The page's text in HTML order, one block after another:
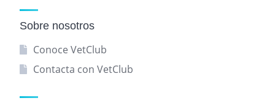
Sobre nosotros
Conoce VetClub
Contacta con VetClub